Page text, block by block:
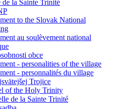
de la Sainte Trinité
to the Slovak National
au soulèvement national
obce
- personalities of the village
- personnalités du village
Trojice
of the Holy Trinity
de la Sainte Trinité